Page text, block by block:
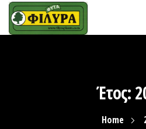
Έτος:
Home